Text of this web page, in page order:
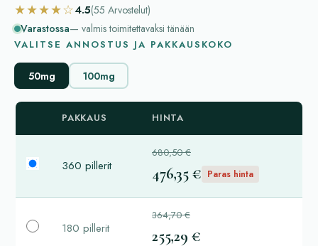
★★★★☆4.5(55 Arvostelut)
Varastossa— valmis toimitettavaksi tänään
VALITSE ANNOSTUS JA PAKKAUSKOKO
50mg 100mg
PAKKAUS HINTA
360 pillerit
680,50 €
476,35 € Paras hinta
180 pillerit
364,70 €
255,29 €